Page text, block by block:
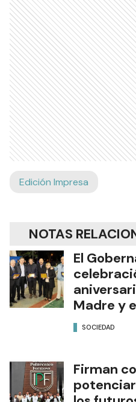
Edición Impresa
NOTAS
El
Madre y
SOCIEDAD
Firman